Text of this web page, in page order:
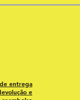
entrega
e